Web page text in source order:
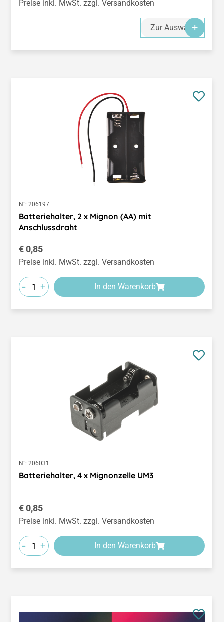
Preise inkl. MwSt. zzgl. Versandkosten
Zur Auswahl
N°: 206197
Batteriehalter, 2 x Mignon (AA) mit
Anschlussdraht
Regulärer Preis:
€ 0,85
Preise inkl. MwSt. zzgl. Versandkosten
- + In den Warenkorb
N°: 206031
Batteriehalter, 4 x Mignonzelle UM3
Regulärer Preis:
€ 0,85
Preise inkl. MwSt. zzgl. Versandkosten
- + In den Warenkorb